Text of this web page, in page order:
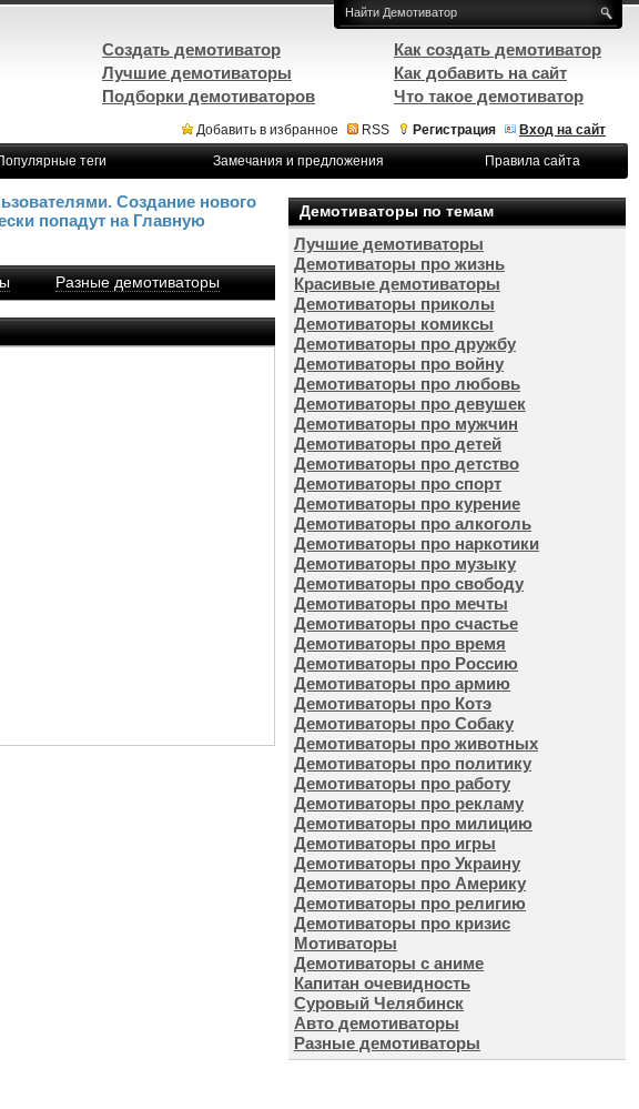
Добавить в избранное RSS Регистрация
Вход на сайт
теги Замечания и предложения Правила сайта
Создание нового
попадут на Главную
Разные демотиваторы
Демотиваторы по темам
Лучшие демотиваторы
Демотиваторы про жизнь
Красивые демотиваторы
Демотиваторы приколы
Демотиваторы комиксы
Демотиваторы про дружбу
Демотиваторы про войну
Демотиваторы про любовь
Демотиваторы про девушек
Демотиваторы про мужчин
Демотиваторы про детей
Демотиваторы про детство
Демотиваторы про спорт
Демотиваторы про курение
Демотиваторы про алкоголь
Демотиваторы про наркотики
Демотиваторы про музыку
Демотиваторы про свободу
Демотиваторы про мечты
Демотиваторы про счастье
Демотиваторы про время
Демотиваторы про Россию
Демотиваторы про армию
Демотиваторы про Котэ
Демотиваторы про Собаку
Демотиваторы про животных
Демотиваторы про политику
Демотиваторы про работу
Демотиваторы про рекламу
Демотиваторы про милицию
Демотиваторы про игры
Демотиваторы про Украину
Демотиваторы про Америку
Демотиваторы про религию
Демотиваторы про кризис
Мотиваторы
Демотиваторы с аниме
Капитан очевидность
Суровый Челябинск
Авто демотиваторы
Разные демотиваторы
Создать демотиватор
Лучшие демотиваторы
Подборки демотиваторов
Как создать демотиватор
Как добавить на сайт
Что такое демотиватор